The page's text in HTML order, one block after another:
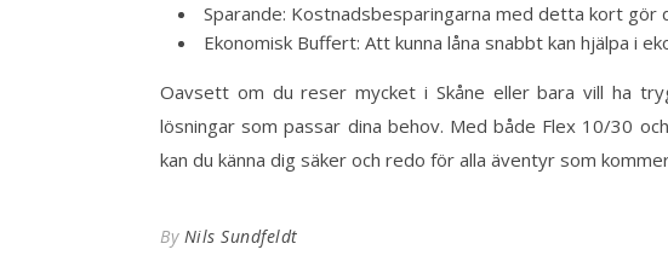
Sparande: Kostnadsbesparingarna med detta kort
Ekonomisk Buffert: Att kunna låna snabbt kan hjälpa i
Oavsett om du reser mycket i Skåne eller bara vill ha
lösningar som passar dina behov. Med både Flex 10/30
kan du känna dig säker och redo för alla äventyr som
By Nils Sundfeldt